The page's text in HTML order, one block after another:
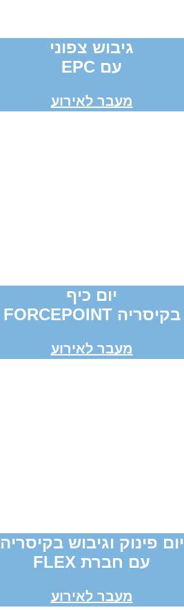
גיבוש צפוני
עם EPC
מעבר לאירוע
יום כיף
בקיסריה FORCEPOINT
מעבר לאירוע
יום פינוק וגיבוש בקיסריה
עם חברת FLEX
מעבר לאירוע